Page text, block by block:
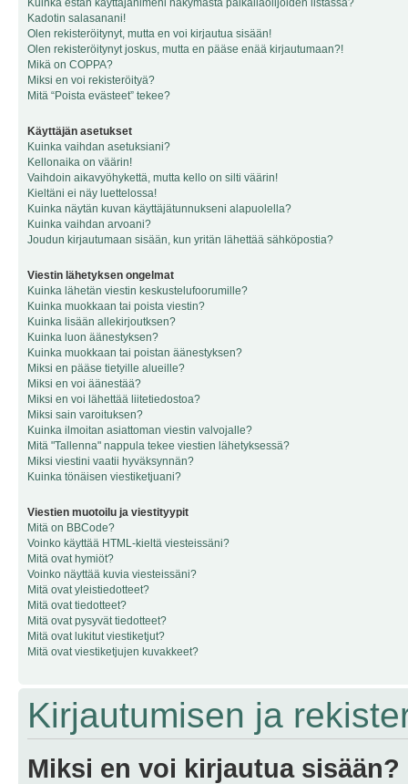
Kuinka estän käyttäjänimeni näkymästä paikallaolijoiden listassa?
Kadotin salasanani!
Olen rekisteröitynyt, mutta en voi kirjautua sisään!
Olen rekisteröitynyt joskus, mutta en pääse enää kirjautumaan?!
Mikä on COPPA?
Miksi en voi rekisteröityä?
Mitä “Poista evästeet” tekee?
Käyttäjän asetukset
Kuinka vaihdan asetuksiani?
Kellonaika on väärin!
Vaihdoin aikavyöhykettä, mutta kello on silti väärin!
Kieltäni ei näy luettelossa!
Kuinka näytän kuvan käyttäjätunnukseni alapuolella?
Kuinka vaihdan arvoani?
Joudun kirjautumaan sisään, kun yritän lähettää sähköpostia?
Viestin lähetyksen ongelmat
Kuinka lähetän viestin keskustelufoorumille?
Kuinka muokkaan tai poista viestin?
Kuinka lisään allekirjoutksen?
Kuinka luon äänestyksen?
Kuinka muokkaan tai poistan äänestyksen?
Miksi en pääse tietyille alueille?
Miksi en voi äänestää?
Miksi en voi lähettää liitetiedostoa?
Miksi sain varoituksen?
Kuinka ilmoitan asiattoman viestin valvojalle?
Mitä "Tallenna" nappula tekee viestien lähetyksessä?
Miksi viestini vaatii hyväksynnän?
Kuinka tönäisen viestiketjuani?
Viestien muotoilu ja viestityypit
Mitä on BBCode?
Voinko käyttää HTML-kieltä viesteissäni?
Mitä ovat hymiöt?
Voinko näyttää kuvia viesteissäni?
Mitä ovat yleistiedotteet?
Mitä ovat tiedotteet?
Mitä ovat pysyvät tiedotteet?
Mitä ovat lukitut viestiketjut?
Mitä ovat viestiketjujen kuvakkeet?
Kirjautumisen ja
Miksi en voi kirjautua sisään?